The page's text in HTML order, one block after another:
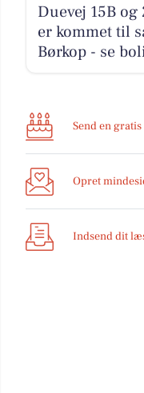
Duevej 15B
er kommet til
Børkop - se
Send en
Opret
Indsend dit